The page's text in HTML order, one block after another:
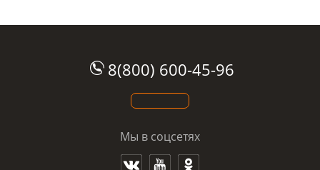
8(800) 600-45-96
Мы в соцсетях